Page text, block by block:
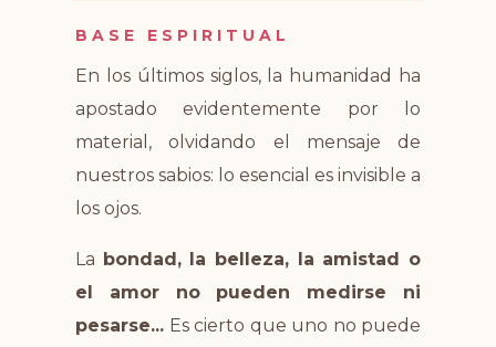
BASE ESPIRITUAL
En los últimos siglos, la humanidad ha
apostado evidentemente por lo
material, olvidando el mensaje de
nuestros sabios: lo esencial es invisible a
los ojos.
La bondad, la belleza, la amistad o
el amor no pueden medirse ni
pesarse... Es cierto que uno no puede